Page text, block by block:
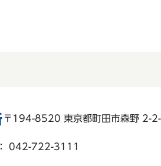
〒194-8520 東京都町田市森野 2-
： 042-722-3111